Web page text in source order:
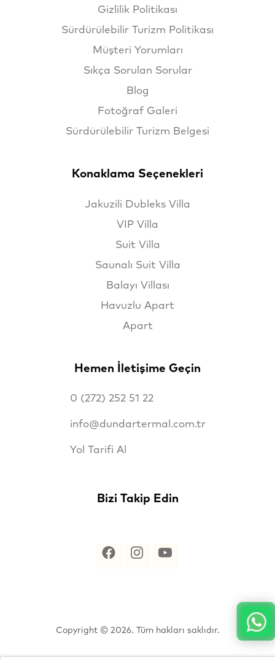
Gizlilik Politikası
Sürdürülebilir Turizm Politikası
Müşteri Yorumları
Sıkça Sorulan Sorular
Blog
Fotoğraf Galeri
Sürdürülebilir Turizm Belgesi
Konaklama Seçenekleri
Jakuzili Dubleks Villa
VIP Villa
Suit Villa
Saunalı Suit Villa
Balayı Villası
Havuzlu Apart
Apart
Hemen İletişime Geçin
0 (272) 252 51 22
info@dundartermal.com.tr
Yol Tarifi Al
Bizi Takip Edin
Copyright © 2026. Tüm hakları saklıdır.